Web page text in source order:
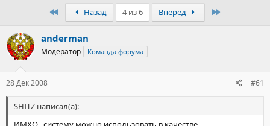
р
т
е
м
ы
т
н
а
ч
ПервыйНазад 4 из 6 Вперёд
anderman
Модератор Команда форума
28 Дек 2008 #61
SHITZ написал(а):